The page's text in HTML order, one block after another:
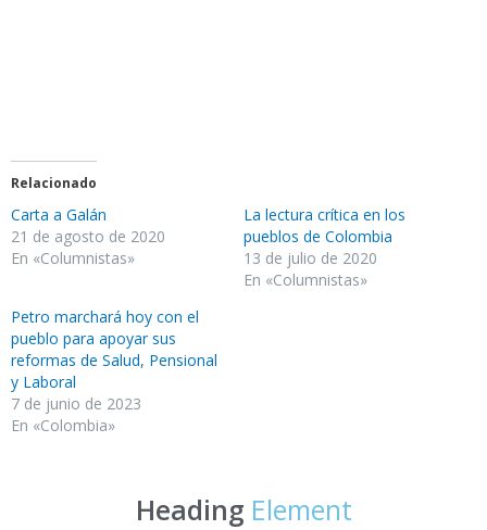
Relacionado
Carta a Galán
21 de agosto de 2020
En «Columnistas»
La lectura crítica en los
pueblos de Colombia
13 de julio de 2020
En «Columnistas»
Petro marchará hoy con el
pueblo para apoyar sus
reformas de Salud, Pensional
y Laboral
7 de junio de 2023
En «Colombia»
Heading Element